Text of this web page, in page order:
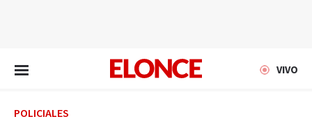
VIVO
POLICIALES